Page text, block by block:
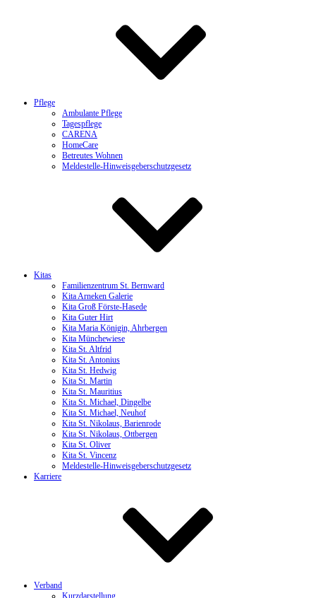
Pflege
Ambulante Pflege
Tagespflege
CARENA
HomeCare
Betreutes Wohnen
Meldestelle-Hinweisgeberschutzgesetz
Kitas
Familienzentrum St. Bernward
Kita Arneken Galerie
Kita Groß Förste-Hasede
Kita Guter Hirt
Kita Maria Königin, Ahrbergen
Kita Münchewiese
Kita St. Altfrid
Kita St. Antonius
Kita St. Hedwig
Kita St. Martin
Kita St. Mauritius
Kita St. Michael, Dingelbe
Kita St. Michael, Neuhof
Kita St. Nikolaus, Barienrode
Kita St. Nikolaus, Ottbergen
Kita St. Oliver
Kita St. Vincenz
Meldestelle-Hinweisgeberschutzgesetz
Karriere
Verband